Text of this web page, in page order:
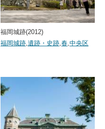
福岡城跡(2012)
福岡城跡,遺跡・史跡,春,中央区